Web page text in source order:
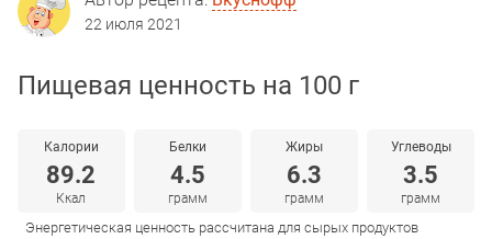
22 июля 2021
Пищевая ценность на 100 г
Калории
89.2
Ккал
Белки
4.5
грамм
Жиры
6.3
грамм
Углеводы
3.5
грамм
Энергетическая ценность рассчитана для сырых продуктов